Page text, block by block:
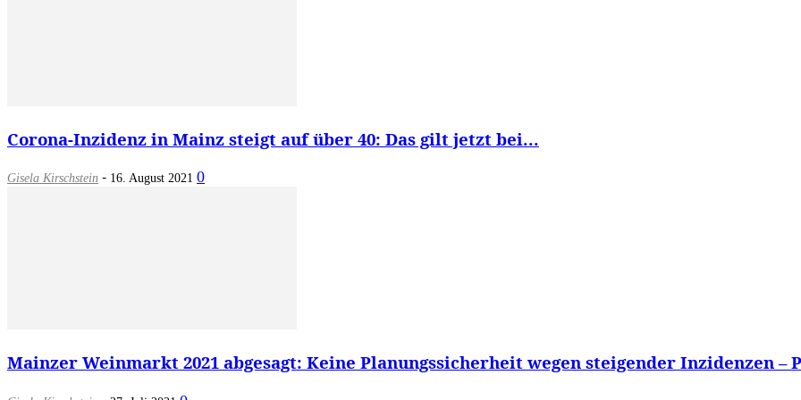
Corona-Inzidenz in Mainz steigt auf über 40: Das gilt jetzt bei...
Gisela Kirschstein - 16. August 2021 0
Mainzer Weinmarkt 2021 abgesagt: Keine Planungssicherheit wegen steigender Inzidenzen –